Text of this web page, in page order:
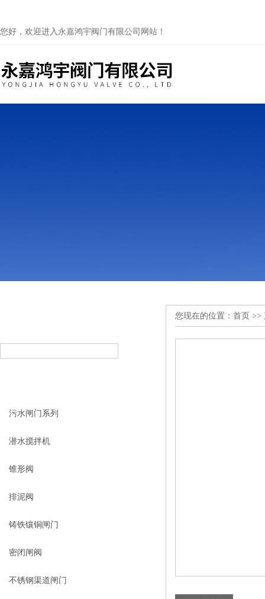
您好，欢迎进入永嘉鸿宇阀门有限公司网站！
污水闸门系列
潜水搅拌机
锥形阀
排泥阀
铸铁镶铜闸门
密闭闸阀
不锈钢渠道闸门
您现在的位置： 首页 >>